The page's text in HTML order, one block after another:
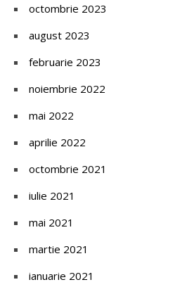
octombrie 2023
august 2023
februarie 2023
noiembrie 2022
mai 2022
aprilie 2022
octombrie 2021
iulie 2021
mai 2021
martie 2021
ianuarie 2021